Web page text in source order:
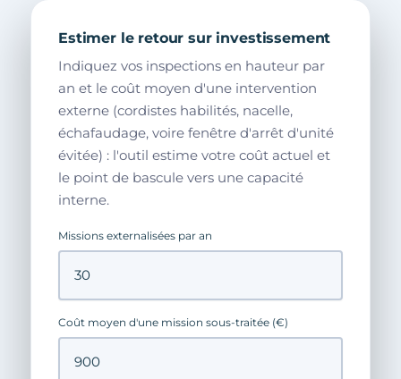
Estimer le retour sur investissement
Indiquez vos inspections en hauteur par
an et le coût moyen d'une intervention
externe (cordistes habilités, nacelle,
échafaudage, voire fenêtre d'arrêt d'unité
évitée) : l'outil estime votre coût actuel et
le point de bascule vers une capacité
interne.
Missions externalisées par an
Coût moyen d'une mission sous-traitée (€)